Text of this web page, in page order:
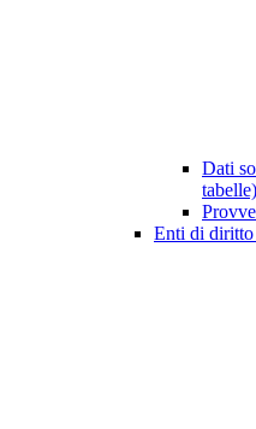
Dati
tabelle)
Enti di